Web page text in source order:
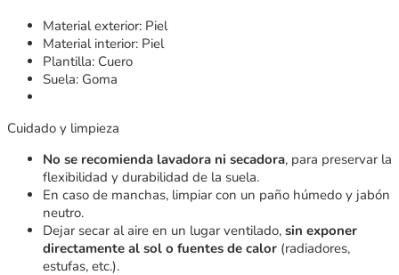
Material exterior: Piel
Material interior: Piel
Plantilla: Cuero
Suela: Goma
Cuidado y limpieza
No se recomienda lavadora ni secadora, para preservar la
flexibilidad y durabilidad de la suela.
En caso de manchas, limpiar con un paño húmedo y jabón
neutro.
Dejar secar al aire en un lugar ventilado, sin exponer
directamente al sol o fuentes de calor (radiadores,
estufas, etc.).